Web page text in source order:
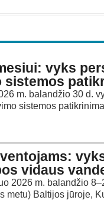
vyks
sistemos
m. balandžio 30 d.
sistemos
vidaus
2026 m. balandžio
metu) Baltijos jūroje,